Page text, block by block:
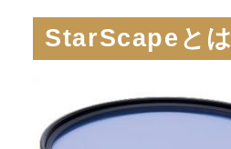
StarScapeとは